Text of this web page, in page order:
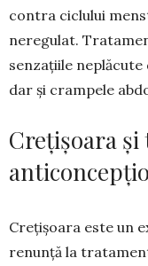
contra ciclului
neregulat.
senzaţiile
dar și crampele
Crețișoara
Crețișoara este un
renunță la